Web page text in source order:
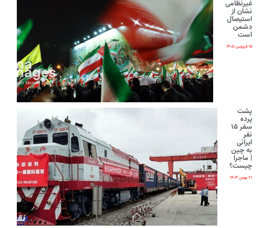
غیرنظامی
نشان از
استیصال
دشمن
است
۱۵ فروردین ۱۴۰۵
پشت
پرده
سفر ۱۵
نفر
ایرانی‌
به چین
| ماجرا
چیست؟
۲۱ بهمن ۱۴۰۴